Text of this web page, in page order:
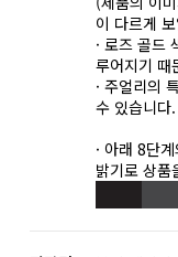
이 다르게
· 로즈 골드
루어지기 때
· 주얼리의
수 있습니다.
· 아래 8단
밝기로 상품